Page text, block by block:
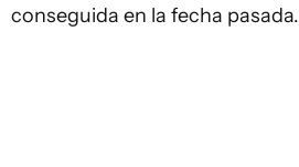
conseguida en la fecha pasada.